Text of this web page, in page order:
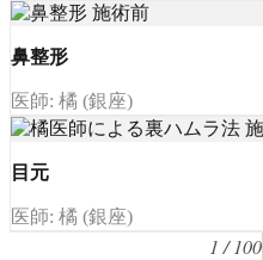
鼻整形
医師: 橘 (銀座)
目元
医師: 橘 (銀座)
1 / 100